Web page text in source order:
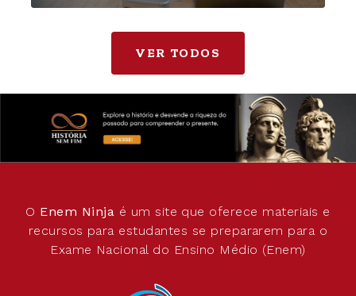
VER TODOS
O Enem Ninja é um site que oferece materiais e
recursos para estudantes se prepararem para o
Exame Nacional do Ensino Médio (Enem)